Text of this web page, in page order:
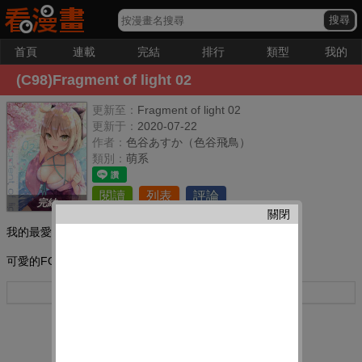
首頁 連載 完結 排行 類型 我的
(C98)Fragment of light 02
完結
更新至： Fragment of light 02
更新于： 2020-07-22
作者： 色谷あすか（色谷飛鳥）
類別： 萌系
閱讀 列表 評論
我的最愛：
可愛的FGO女孩,阿福不算。
關閉